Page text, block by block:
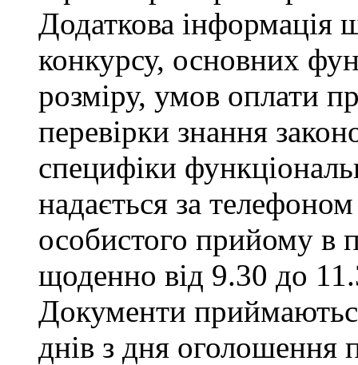
Додаткова інформація
конкурсу, основних
розміру, умов оплати
перевірки знання
специфіки
надається за
особистого прийому в
щоденно від 9.30 до
Документи
днів з дня оголошення